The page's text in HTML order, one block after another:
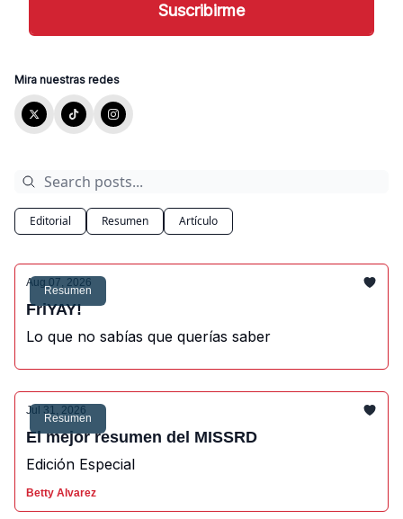
Mira nuestras redes
Editorial Resumen Artículo
Resumen
Aug 07, 2026
FriYAY!
Lo que no sabías que querías saber
Resumen
Jul 31, 2026
El mejor resumen del MISSRD
Edición Especial
Betty Alvarez